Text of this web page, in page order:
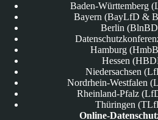
Baden-Württemberg
Bayern (BayLfD &
Berlin
Hamburg
Hessen
Niedersachsen
Nordrhein-Westfalen
Rheinland-Pfalz
Thüringen
Online-